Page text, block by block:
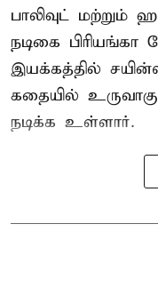
பாலிவுட் மற்றும்
நடிகை
இயக்கத்தில்
கதையில்
நடிக்க உள்ளார்.